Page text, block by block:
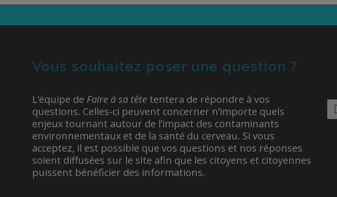
Vous souhaitez poser une question ?
L’équipe de Faire à sa tête tentera de répondre à vos
questions. Celles-ci peuvent concerner n’importe quels
enjeux tournant autour de l’impact des contaminants
environnementaux et de la santé du cerveau. Si vous
acceptez, il est possible que vos questions et nos réponses
soient diffusées sur le site afin que les citoyens et citoyennes
puissent bénéficier des informations.